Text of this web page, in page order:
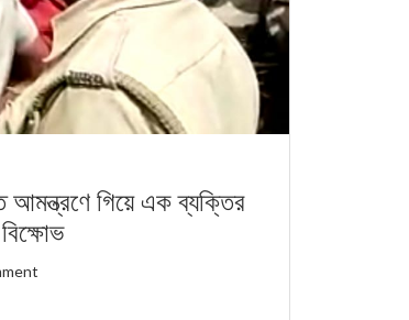
গিয়ে এক ব্যক্তির